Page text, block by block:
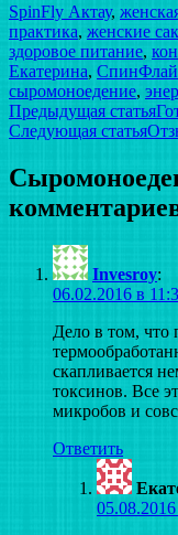
SpinFly Актау,
практика, женские
здоровое питание,
Екатерина, СпинФлай
сыромоноедение,
Навигация
по
записям
Предыдущая статья
Следующая статья
Invesroy:
06.02.2016 в
Дело в том, что
скапливается
токсинов. Все
микробов и
Ответить